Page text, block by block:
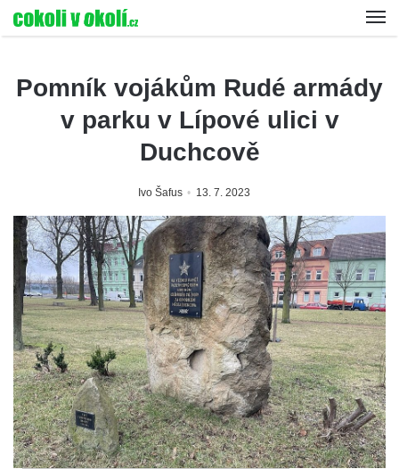
Pomník vojákům Rudé armády
v parku v Lípové ulici v
Duchcově
Ivo Šafus 13. 7. 2023